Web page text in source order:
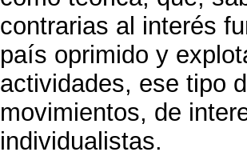
contrarias al interés
país oprimido y
actividades, ese tipo
movimientos, de
individualistas.